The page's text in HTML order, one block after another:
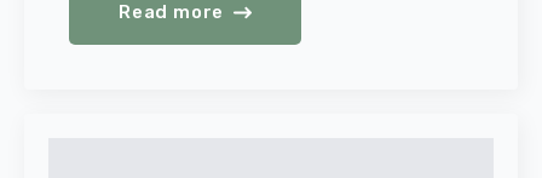
Read more